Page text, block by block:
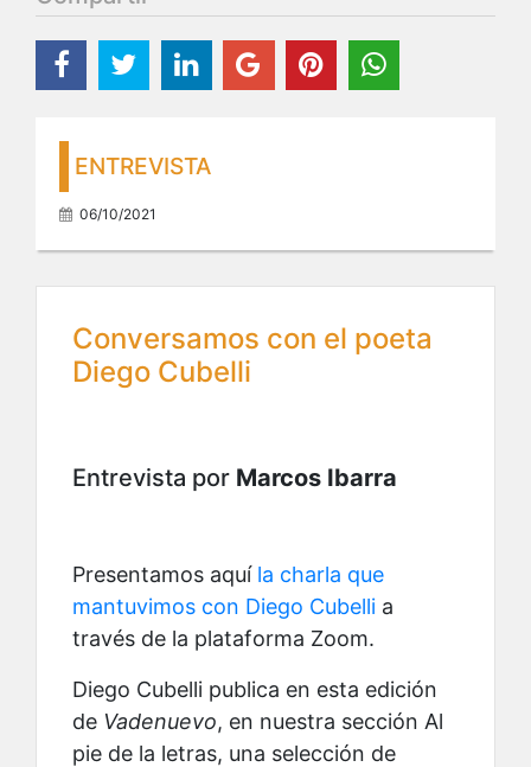
ENTREVISTA
06/10/2021
Conversamos con el poeta
Diego Cubelli
Entrevista por Marcos Ibarra
Presentamos aquí la charla que
mantuvimos con Diego Cubelli a
través de la plataforma Zoom.
Diego Cubelli publica en esta edición
de Vadenuevo, en nuestra sección Al
pie de la letras, una selección de